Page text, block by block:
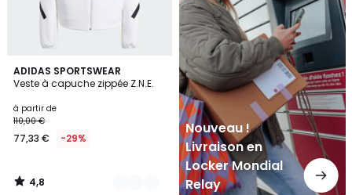
ADIDAS SPORTSWEAR
Veste à capuche zippée Z.N.E.
à partir de
110,00 €
77,33 € -29%
4,8
/ 5
9
Couleurs
4,8
/
Nouveau !
Livraison en
Locker Mondial
Relay